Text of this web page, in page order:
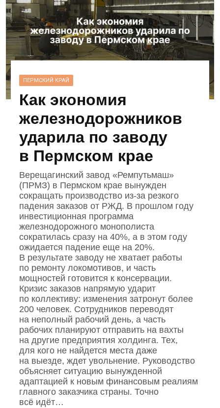
ПЕРМСКИЙ КРАЙ
Как экономия
железнодорожников
ударила по заводу
в Пермском крае
Верещагинский завод «Ремпутьмаш»
(ПРМЗ) в Пермском крае вынужден
сокращать производство из‑за резкого
падения заказов от РЖД. В прошлом году
инвестиционная программа
железнодорожного монополиста
сократилась сразу на 40%, а в этом году
ожидается падение еще на 20%.
В результате заводу не хватает работы
по ремонту локомотивов, и часть
мощностей готовится к консервации.
Кризис заказов напрямую ударит
по коллективу: изменения затронут более
200 человек. Сотрудников переводят
на неполный рабочий день, а часть
рабочих планируют отправить на вахты
на другие предприятия холдинга. Тех,
для кого не найдется места даже
на выезде, ждет увольнение. Руководство
объясняет ситуацию вынужденной
адаптацией к новым финансовым реалиям
главного заказчика страны. Точно
всё идёт…